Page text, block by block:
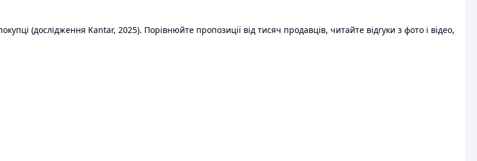
(дослідження Kantar, 2025). Порівнюйте пропозиції від тисяч продавців, читайте відгуки з фото і відео,